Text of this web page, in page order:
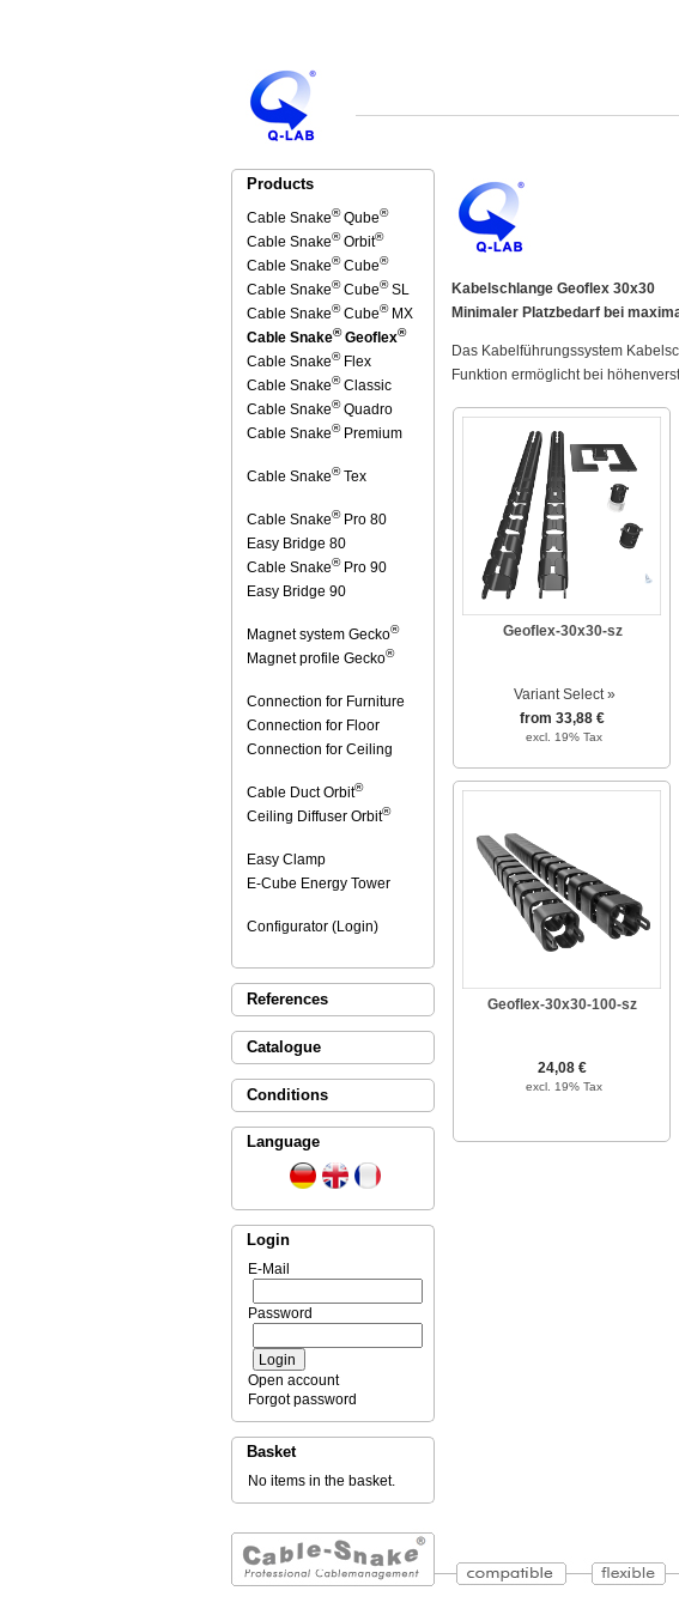
Products
Cable Snake®Qube®
Cable Snake®Orbit®
Cable Snake®Cube®
Cable Snake®Cube®SL
Cable Snake®Cube®MX
Cable Snake®Geoflex®
Cable Snake®Flex
Cable Snake®Classic
Cable Snake®Quadro
Cable Snake®Premium
Cable Snake®Tex
Cable Snake®Pro 80
Easy Bridge 80
Cable Snake®Pro 90
Easy Bridge 90
Magnet system Gecko®
Magnet profile Gecko®
Connection for Furniture
Connection for Floor
Connection for Ceiling
Cable Duct Orbit®
Ceiling Diffuser Orbit®
Easy Clamp
E-Cube Energy Tower
Configurator (Login)
References
Catalogue
Conditions
Language
Login
E-Mail
Password
Open account
Forgot password
Basket
No items in the basket.
Kabelschlange Geoflex 30x30
Minimaler Platzbedarf bei
Das Kabelführungssystem
Funktion ermöglicht bei
Geoflex-30x30-sz
Variant Select »
from 33,88 €
excl. 19% Tax
Geoflex-30x30-100-sz
24,08 €
excl. 19% Tax